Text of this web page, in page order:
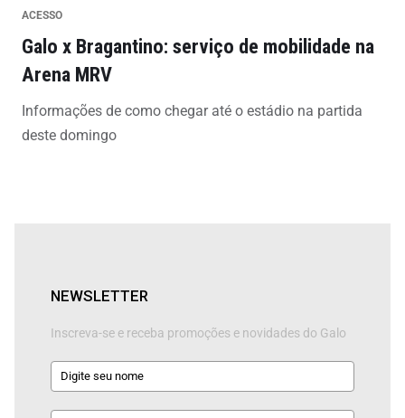
ACESSO
Galo x Bragantino: serviço de mobilidade na
Arena MRV
Informações de como chegar até o estádio na partida
deste domingo
NEWSLETTER
Inscreva-se e receba promoções e novidades do Galo